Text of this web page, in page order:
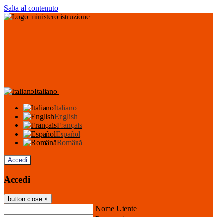
Salta al contenuto
Italiano
Italiano
English
Français
Español
Română
Accedi
Accedi
button close ×
Nome Utente